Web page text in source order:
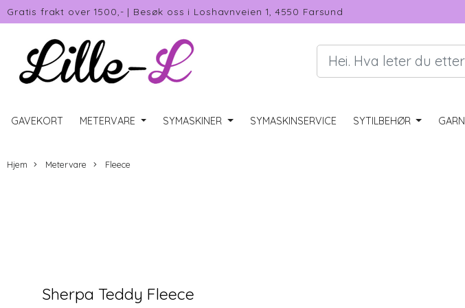
Gratis frakt over 1500,- | Besøk oss i Loshavnveien 1, 4550 Farsund
GAVEKORT METERVARE SYMASKINER SYMASKINSERVICE SYTILBEHØR GARN
Hjem Metervare Fleece
Sherpa Teddy Fleece